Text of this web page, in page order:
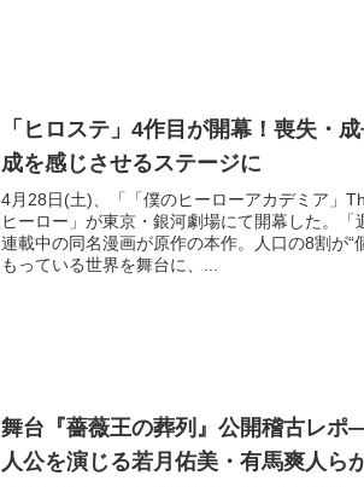
「ヒロステ」4作目が開幕！喪失・
成を感じさせるステージに
4月28日(土)、「「僕のヒーローアカデミア」
ヒーロー」が東京・銀河劇場にて開幕した。「
連載中の同名漫画が原作の本作。人口の8割が“
もっている世界を舞台に、...
舞台『薔薇王の葬列』公開稽古レ
人公を演じる若月佑美・有馬爽人ら